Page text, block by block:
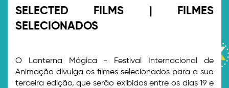
SELECTED FILMS | FILMES
SELECIONADOS
O Lanterna Mágica - Festival Internacional de
Animação divulga os filmes selecionados para a sua
terceira edição, que serão exibidos entre os dias 19 e